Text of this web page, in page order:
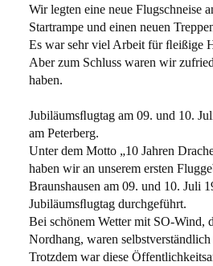
Wir legten eine neue Flugschneise
Startrampe und einen neuen
Es war sehr viel Arbeit für ﬂeißige
Aber zum Schluss waren wir
haben.
Jubiläumsﬂugtag am 09. und 10.
am Peterberg.
Unter dem Motto „10 Jahren
haben wir an unserem ersten
Braunshausen am 09. und 10. Juli
Jubiläumsﬂugtag durchgeführt.
Bei schönem Wetter mit SO-Wind,
Nordhang, waren
Trotzdem war diese